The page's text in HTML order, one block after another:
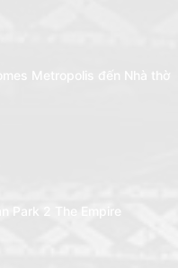
Metropolis đến Nhà thờ
Park 2 The Empire